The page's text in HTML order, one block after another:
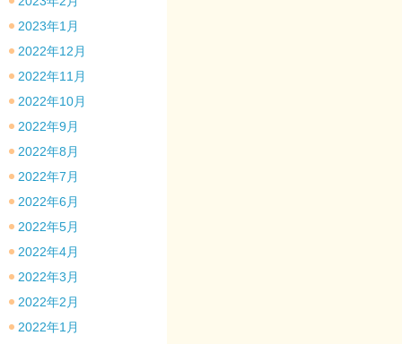
2023年1月
2022年12月
2022年11月
2022年10月
2022年9月
2022年8月
2022年7月
2022年6月
2022年5月
2022年4月
2022年3月
2022年2月
2022年1月